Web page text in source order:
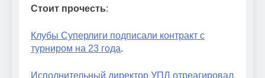
Стоит прочесть:
Клубы Суперлиги подписали контракт с
турниром на 23 года.
Исполнительный директор УПЛ отреагировал